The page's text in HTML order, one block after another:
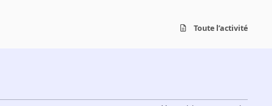
Toute l’activité